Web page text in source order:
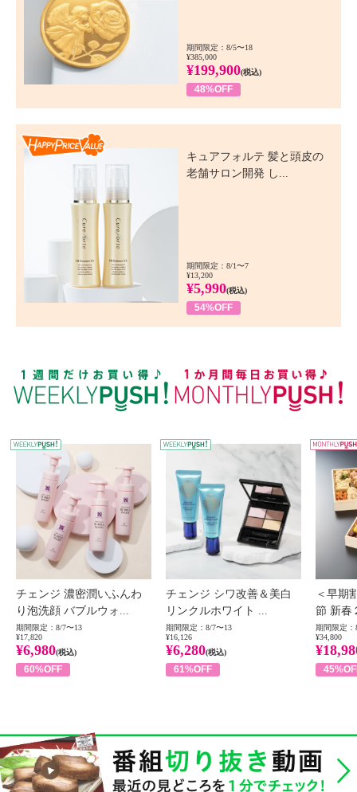
期間限定：8/5〜18
¥385,000
¥199,900(税込)
48%OFF
キュアフォルテ 髪と頭皮の
老舗サロン開発 し...
期間限定：8/1〜7
¥13,200
¥5,990(税込)
54%OFF
WEEKLY PUSH
チェンジ 濃密潤いふんわ
り泡洗顔 バブルウォ...
期間限定：8/7〜13
¥17,820
¥6,980(税込)
60%OFF
チェンジ シワ改善＆美白
リンクルホワイト ...
期間限定：8/7〜13
¥16,126
¥6,280(税込)
61%OFF
＜早期
節 新春
期間限定：
¥34,800